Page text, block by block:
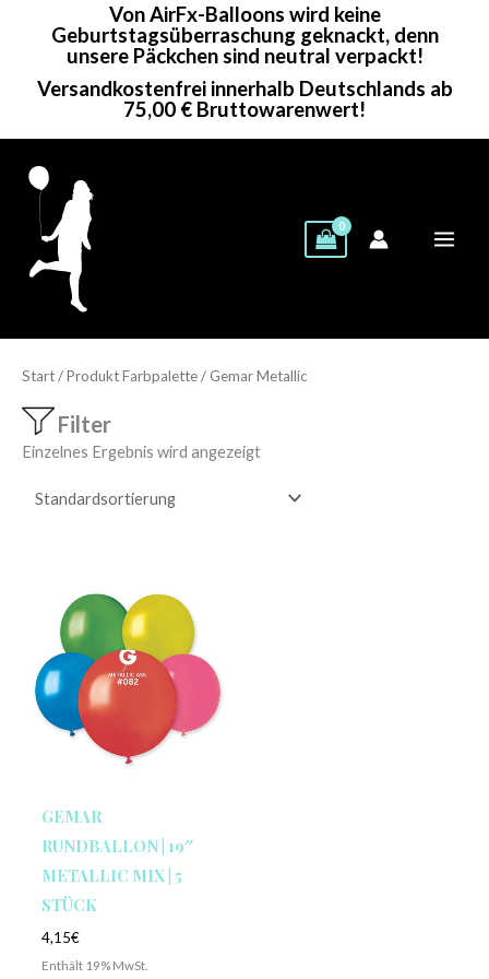
Von AirFx-Balloons wird keine
Geburtstagsüberraschung geknackt, denn
unsere Päckchen sind neutral verpackt!
Versandkostenfrei innerhalb Deutschlands ab
75,00 € Bruttowarenwert!
Start/ Produkt Farbpalette / Gemar Metallic
Filter
Einzelnes Ergebnis wird angezeigt
GEMAR
RUNDBALLON | 19″
METALLIC MIX | 5
STÜCK
4,15€
Enthält 19% MwSt.